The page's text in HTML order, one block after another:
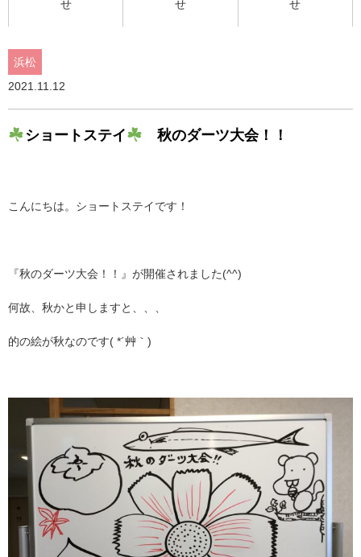
せ
せ
せ
浜松
2021.11.12
ショートステイ 秋のダーツ大会！！
こんにちは。ショートステイです！
『秋のダーツ大会！！』が開催されました(^^)
何故、秋かと申しますと、、、
的の絵が秋なのです( *´艸｀)